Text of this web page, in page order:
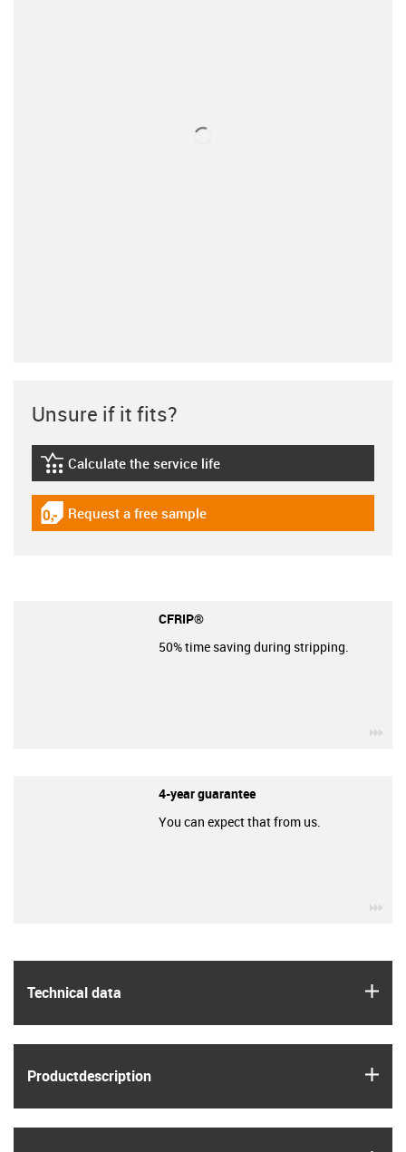
Technical data
Product­description
Unsure if it fits?
igus-icon-lebensdauerrechner
Calculate the service life
igus-icon-gratismuster
Request a free sample
CFRIP®
50% time saving during stripping.
4-year guarantee
You can expect that from us.